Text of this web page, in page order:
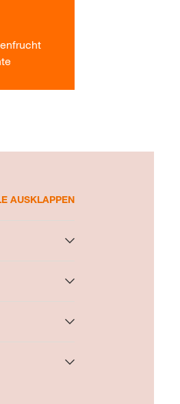
AUSKLAPPEN